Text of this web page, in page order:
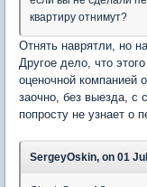
квартиру отнимут?
Отнять наврятли, но
Другое дело, что
оценочной компанией
заочно, без выезда, с
попросту не узнает о
SergeyOskin, on 01